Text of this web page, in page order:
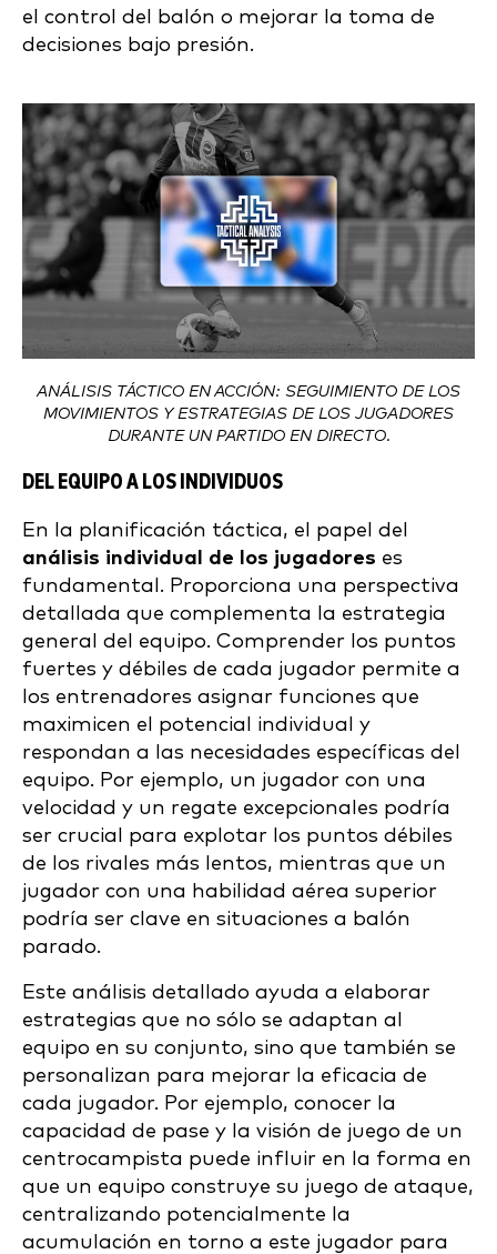
el control del balón o mejorar la toma de
decisiones bajo presión.
ANÁLISIS TÁCTICO EN ACCIÓN: SEGUIMIENTO DE LOS
MOVIMIENTOS Y ESTRATEGIAS DE LOS JUGADORES
DURANTE UN PARTIDO EN DIRECTO.
DEL EQUIPO A LOS INDIVIDUOS
En la planificación táctica, el papel del
análisis individual de los jugadores es
fundamental. Proporciona una perspectiva
detallada que complementa la estrategia
general del equipo. Comprender los puntos
fuertes y débiles de cada jugador permite a
los entrenadores asignar funciones que
maximicen el potencial individual y
respondan a las necesidades específicas del
equipo. Por ejemplo, un jugador con una
velocidad y un regate excepcionales podría
ser crucial para explotar los puntos débiles
de los rivales más lentos, mientras que un
jugador con una habilidad aérea superior
podría ser clave en situaciones a balón
parado.
Este análisis detallado ayuda a elaborar
estrategias que no sólo se adaptan al
equipo en su conjunto, sino que también se
personalizan para mejorar la eficacia de
cada jugador. Por ejemplo, conocer la
capacidad de pase y la visión de juego de un
centrocampista puede influir en la forma en
que un equipo construye su juego de ataque,
centralizando potencialmente la
acumulación en torno a este jugador para